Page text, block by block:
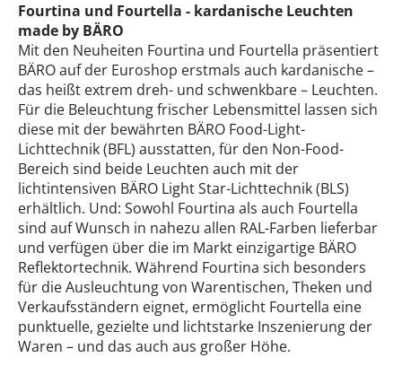
Fourtina und Fourtella - kardanische Leuchten
made by BÄRO
Mit den Neuheiten Fourtina und Fourtella präsentiert
BÄRO auf der Euroshop erstmals auch kardanische –
das heißt extrem dreh- und schwenkbare – Leuchten.
Für die Beleuchtung frischer Lebensmittel lassen sich
diese mit der bewährten BÄRO Food-Light-
Lichttechnik (BFL) ausstatten, für den Non-Food-
Bereich sind beide Leuchten auch mit der
lichtintensiven BÄRO Light Star-Lichttechnik (BLS)
erhältlich. Und: Sowohl Fourtina als auch Fourtella
sind auf Wunsch in nahezu allen RAL-Farben lieferbar
und verfügen über die im Markt einzigartige BÄRO
Reflektortechnik. Während Fourtina sich besonders
für die Ausleuchtung von Warentischen, Theken und
Verkaufsständern eignet, ermöglicht Fourtella eine
punktuelle, gezielte und lichtstarke Inszenierung der
Waren – und das auch aus großer Höhe.